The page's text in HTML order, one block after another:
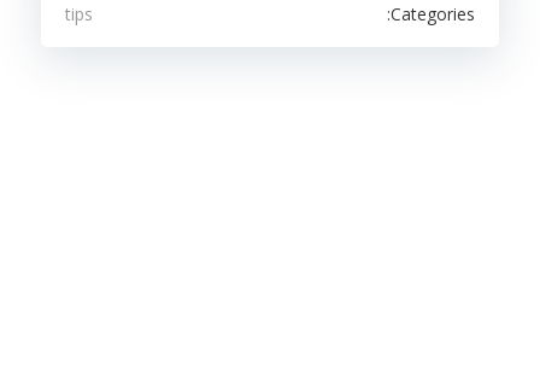
Categories:
tips